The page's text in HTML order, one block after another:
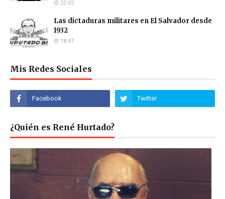
22:02
Las dictaduras militares en El Salvador desde
1932
18:47
Mis Redes Sociales
¿Quién es René Hurtado?